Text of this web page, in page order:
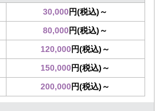
30,000円(税込)～
80,000円(税込)～
120,000円(税込)～
150,000円(税込)～
200,000円(税込)～